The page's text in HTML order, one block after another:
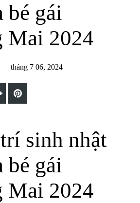
bé gái
Mai 2024
tháng 7 06, 2024
sinh nhật
bé gái
Mai 2024